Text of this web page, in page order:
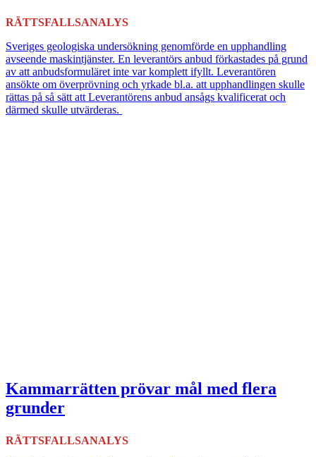
RÄTTSFALLSANALYS
Sveriges geologiska undersökning genomförde en upphandling
avseende maskintjänster. En leverantörs anbud förkastades på grund
av att anbudsformuläret inte var komplett ifyllt. Leverantören
ansökte om överprövning och yrkade bl.a. att upphandlingen skulle
rättas på så sätt att Leverantörens anbud ansågs kvalificerat och
därmed skulle utvärderas.
Kammarrätten prövar mål med flera
grunder
RÄTTSFALLSANALYS